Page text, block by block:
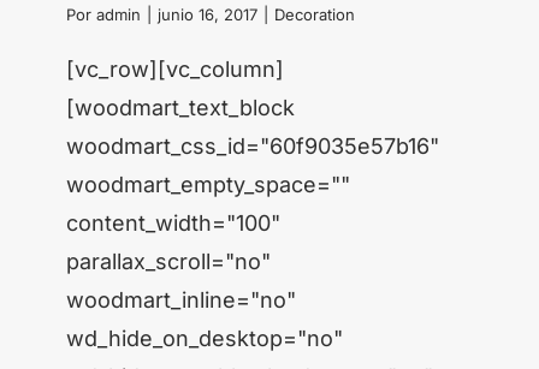
Por admin junio 16, 2017 Decoration
[vc_row][vc_column]
[woodmart_text_block
woodmart_css_id="60f9035e57b16"
woodmart_empty_space=""
content_width="100"
parallax_scroll="no"
woodmart_inline="no"
wd_hide_on_desktop="no"